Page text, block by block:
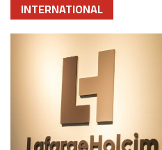
INTERNATIONAL